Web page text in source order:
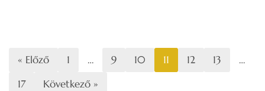
« Előző 1 … 9 10 11 12 13
…
17
Következő »